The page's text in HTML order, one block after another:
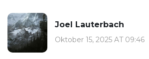
Joel Lauterbach
Oktober 15, 2025 AT 09:46